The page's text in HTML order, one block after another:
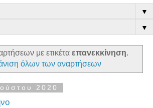
▼
▼
με ετικέτα επανεκκίνηση.
όλων των αναρτήσεων
2020